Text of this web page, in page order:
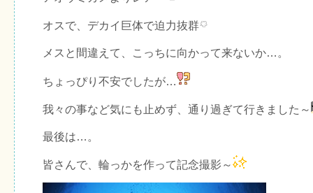
オスで、デカイ巨体で迫力抜群
メスと間違えて、こっちに向かって来ないか…。
ちょっぴり不安でしたが…
我々の事など気にも止めず、通り過ぎて行きました～
最後は…。
皆さんで、輪っかを作って記念撮影～